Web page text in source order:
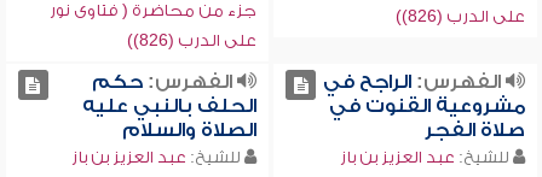
على الدرب (826))
جزء من محاضرة ( فتاوى نور
على الدرب (826))
الفهرس:الراجح في
مشروعية القنوت في
صلاة الفجر
للشيخ: عبد العزيز بن باز
الفهرس:حكم
الحلف بالنبي عليه
الصلاة والسلام
للشيخ: عبد العزيز بن باز